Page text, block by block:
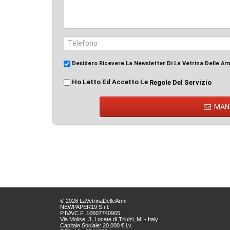
Desidero Ricevere La Newsletter Di La Vetrina Delle
Ho Letto Ed Accetto Le Regole Del Servizio
© 2026 LaVetrinaDelleArmi
NEWPAPER19 S.r.l.
P.IVA/C.F. 10607740965
Via Molise, 3, Locate di Triulzi, MI - Italy
Capitale Sociale: 20.000 € i.v.